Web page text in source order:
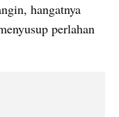
hangatnya
perlahan